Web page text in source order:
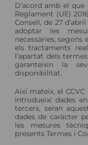
D’acord amb el que
Reglament (UE)
Consell, de 27
adoptar les
necessàries,
els tractaments
l’apartat dels
garanteixin la
disponibilitat.
Així mateix, el
introdueixi dades
tercers, seran
dades de caràcter
les mesures
presents Termes i